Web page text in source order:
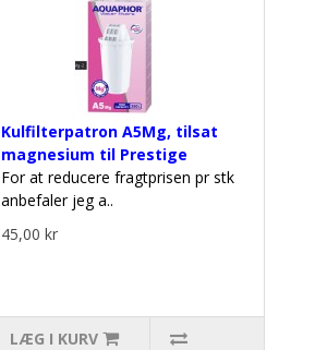
Kulfilterpatron A5Mg, tilsat
magnesium til Prestige
For at reducere fragtprisen pr stk
anbefaler jeg a..
45,00 kr
LÆG I KURV